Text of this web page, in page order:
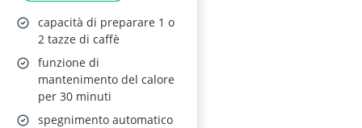
capacità di preparare 1 o
2 tazze di caffè
funzione di
mantenimento del calore
per 30 minuti
spegnimento automatico